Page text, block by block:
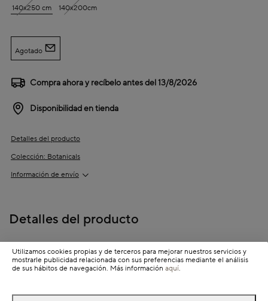
140x250 cm 140x200cm
Agotado
Compra ahora y recíbelo antes del13/8/2026
Disponibilidad en tienda
Detalles del producto
Colección: Botanicals
Información de envío
Detalles del producto
Descripción
Dimensiones
Utilizamos cookies propias y de terceros para mejorar nuestros servicios y
mostrarle publicidad relacionada con sus preferencias mediante el análisis
de sus hábitos de navegación. Más información aquí.